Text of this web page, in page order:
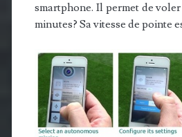
smartphone. Il permet de
minutes? Sa vitesse de pointe